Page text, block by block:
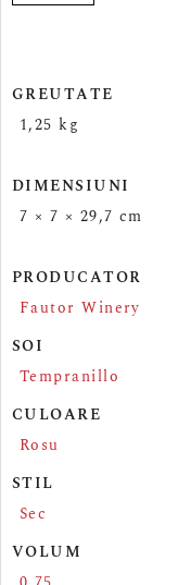
GREUTATE
1,25 kg
DIMENSIUNI
7 × 7 × 29,7 cm
PRODUCATOR
Fautor Winery
SOI
Tempranillo
CULOARE
Rosu
STIL
Sec
VOLUM